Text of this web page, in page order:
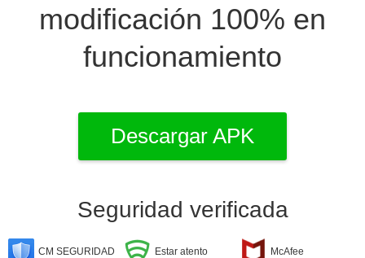
modificación 100% en
funcionamiento
Descargar APK
Seguridad verificada
CM SEGURIDAD Estar atento McAfee